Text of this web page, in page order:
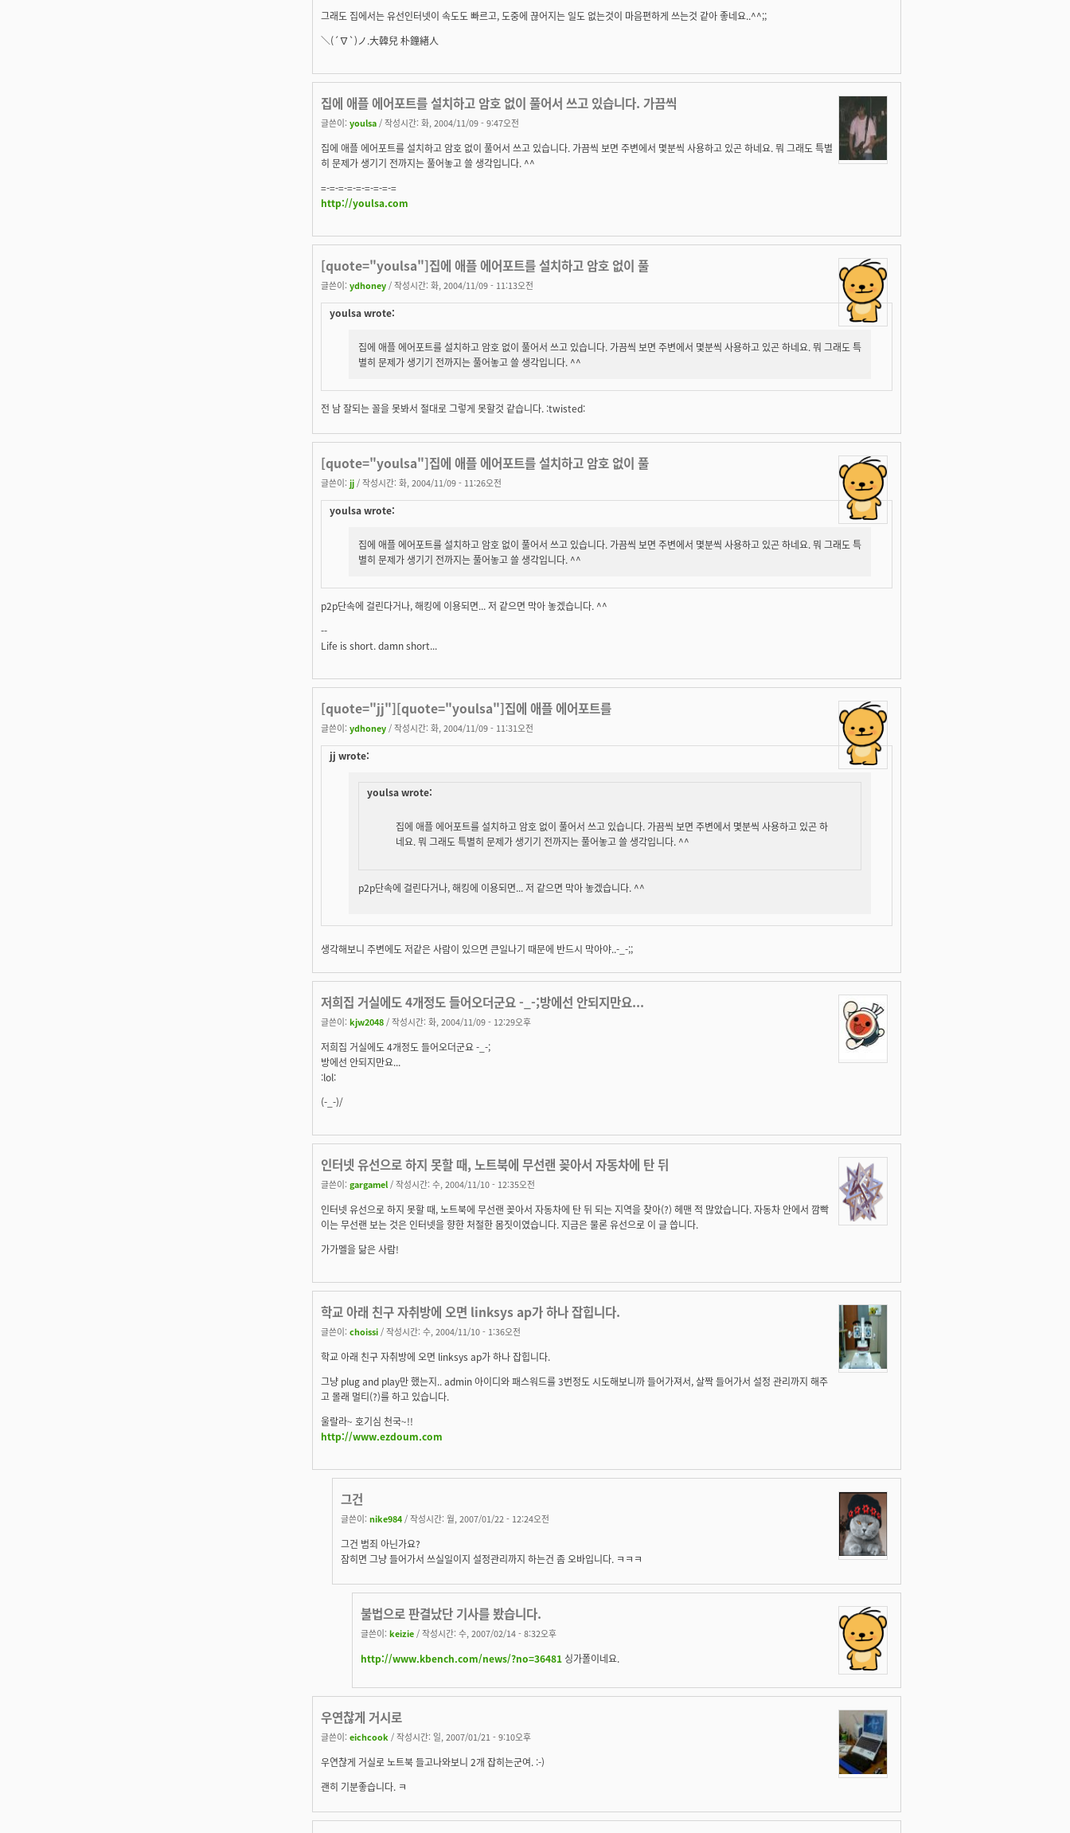
그래도 집에서는 유선인터넷이 속도도 빠르고, 도중에 끊어지는 일도 없는것이 마음편하게 쓰는것 같아 좋네요..^^;;
＼(´∇`)ノ.大韓兒 朴鐘緖人
집에 애플 에어포트를 설치하고 암호 없이 풀어서 쓰고 있습니다. 가끔씩
글쓴이: youlsa / 작성시간: 화, 2004/11/09 - 9:47오전
집에 애플 에어포트를 설치하고 암호 없이 풀어서 쓰고 있습니다. 가끔씩 보면 주변에서 몇분씩 사용하고 있곤 하네요. 뭐 그래도 특별
히 문제가 생기기 전까지는 풀어놓고 쓸 생각입니다. ^^
=-=-=-=-=-=-=-=-=
http://youlsa.com
[quote="youlsa"]집에 애플 에어포트를 설치하고 암호 없이 풀
글쓴이: ydhoney / 작성시간: 화, 2004/11/09 - 11:13오전
youlsa wrote:
집에 애플 에어포트를 설치하고 암호 없이 풀어서 쓰고 있습니다. 가끔씩 보면 주변에서 몇분씩 사용하고 있곤 하네요. 뭐 그래도 특
별히 문제가 생기기 전까지는 풀어놓고 쓸 생각입니다. ^^
전 남 잘되는 꼴을 못봐서 절대로 그렇게 못할것 같습니다. :twisted:
[quote="youlsa"]집에 애플 에어포트를 설치하고 암호 없이 풀
글쓴이: jj / 작성시간: 화, 2004/11/09 - 11:26오전
youlsa wrote:
집에 애플 에어포트를 설치하고 암호 없이 풀어서 쓰고 있습니다. 가끔씩 보면 주변에서 몇분씩 사용하고 있곤 하네요. 뭐 그래도 특
별히 문제가 생기기 전까지는 풀어놓고 쓸 생각입니다. ^^
p2p단속에 걸린다거나, 해킹에 이용되면... 저 같으면 막아 놓겠습니다. ^^
--
Life is short. damn short...
[quote="jj"][quote="youlsa"]집에 애플 에어포트를
글쓴이: ydhoney / 작성시간: 화, 2004/11/09 - 11:31오전
jj wrote:
youlsa wrote:
집에 애플 에어포트를 설치하고 암호 없이 풀어서 쓰고 있습니다. 가끔씩 보면 주변에서 몇분씩 사용하고 있곤 하
네요. 뭐 그래도 특별히 문제가 생기기 전까지는 풀어놓고 쓸 생각입니다. ^^
p2p단속에 걸린다거나, 해킹에 이용되면... 저 같으면 막아 놓겠습니다. ^^
생각해보니 주변에도 저같은 사람이 있으면 큰일나기 때문에 반드시 막아야..-_-;;
저희집 거실에도 4개정도 들어오더군요 -_-;방에선 안되지만요...
글쓴이: kjw2048 / 작성시간: 화, 2004/11/09 - 12:29오후
저희집 거실에도 4개정도 들어오더군요 -_-;
방에선 안되지만요...
:lol:
(-_-)/
인터넷 유선으로 하지 못할 때, 노트북에 무선랜 꽂아서 자동차에 탄 뒤
글쓴이: gargamel / 작성시간: 수, 2004/11/10 - 12:35오전
인터넷 유선으로 하지 못할 때, 노트북에 무선랜 꽂아서 자동차에 탄 뒤 되는 지역을 찾아(?) 헤맨 적 많았습니다. 자동차 안에서 깜빡
이는 무선랜 보는 것은 인터넷을 향한 처절한 몸짓이였습니다. 지금은 물론 유선으로 이 글 씁니다.
가가멜을 닮은 사람!
학교 아래 친구 자취방에 오면 linksys ap가 하나 잡힙니다.
글쓴이: choissi / 작성시간: 수, 2004/11/10 - 1:36오전
학교 아래 친구 자취방에 오면 linksys ap가 하나 잡힙니다.
그냥 plug and play만 했는지.. admin 아이디와 패스워드를 3번정도 시도해보니까 들어가져서, 살짝 들어가서 설정 관리까지 해주
고 몰래 멀티(?)를 하고 있습니다.
울랄라~ 호기심 천국~!!
http://www.ezdoum.com
그건
글쓴이: nike984 / 작성시간: 월, 2007/01/22 - 12:24오전
그건 범죄 아닌가요?
잠히면 그냥 들어가서 쓰실일이지 설정관리까지 하는건 좀 오바입니다. ㅋㅋㅋ
불법으로 판결났단 기사를 봤습니다.
글쓴이: keizie / 작성시간: 수, 2007/02/14 - 8:32오후
http://www.kbench.com/news/?no=36481 싱가폴이네요.
우연찮게 거시로
글쓴이: eichcook / 작성시간: 일, 2007/01/21 - 9:10오후
우연찮게 거실로 노트북 들고나와보니 2개 잡히는군여. :-)
괜히 기분좋습니다. ㅋ